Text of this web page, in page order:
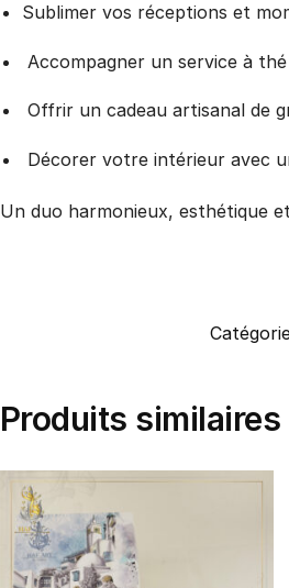
Sublimer vos réceptions et
Accompagner un service à
Offrir un cadeau artisanal de
Décorer votre intérieur avec
Un duo harmonieux, esthétique
Produits similaires